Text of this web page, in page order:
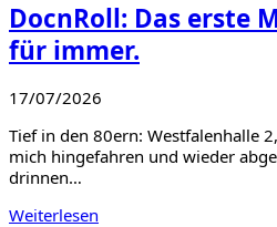
DocnRoll: Das erste
für immer.
17/07/2026
Tief in den 80ern: Westfalenhalle
mich hingefahren und wieder
drinnen…
Weiterlesen